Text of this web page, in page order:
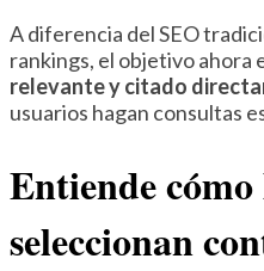
A diferencia del SEO
rankings, el objetivo ahora
relevante y citado
usuarios hagan consultas
Entiende
seleccionan